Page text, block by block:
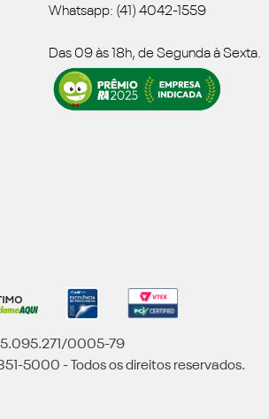
Whatsapp: (41) 4042-1559
Das 09 às 18h, de Segunda à Sexta.
0005-79
5000 - Todos os direitos reservados.